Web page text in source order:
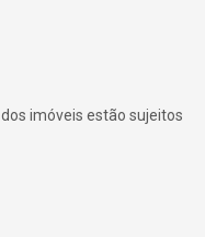
imóveis estão sujeitos